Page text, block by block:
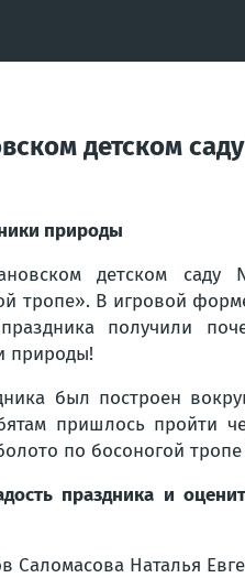
детском
природы
детском
тропе». В игровой
получили
природы!
был построен
пришлось пройти
по босоногой
праздника и
Саломасова Наталья